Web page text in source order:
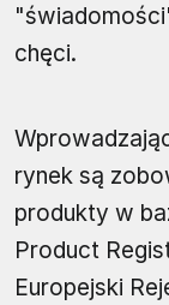
chęci.
rynek są
produkty w
Product
Europejski